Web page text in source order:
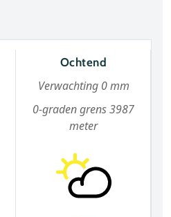
Ochtend
Verwachting 0 mm
0-graden grens 3987
meter